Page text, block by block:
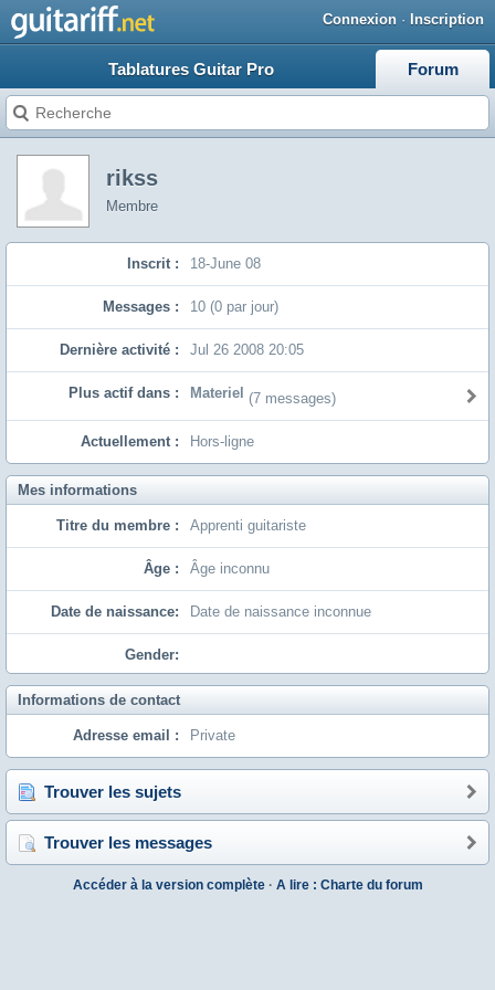
Connexion · Inscription
Tablatures Guitar Pro Forum
rikss
Membre
Inscrit : 18-June 08
Messages : 10 (0 par jour)
Dernière activité : Jul 26 2008 20:05
Plus actif dans : Materiel (7 messages)
Actuellement : Hors-ligne
Mes informations
Titre du membre : Apprenti guitariste
Âge : Âge inconnu
Date de naissance: Date de naissance inconnue
Gender:
Informations de contact
Adresse email : Private
Trouver les sujets
Trouver les messages
Accéder à la version complète· A lire : Charte du forum